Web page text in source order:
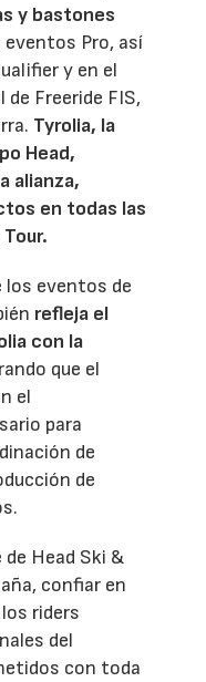
y bastones
eventos Pro, así
y en el
Freeride FIS,
Tyrolia, la
Head,
alianza,
en todas las
los eventos de
refleja el
con la
que el
el
para
de
de
Head Ski &
confiar en
riders
del
con toda